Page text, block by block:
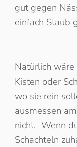
gut gegen
einfach Staub
Natürlich
Kisten oder
wo sie rein
ausmessen
nicht. Wenn
Schachteln